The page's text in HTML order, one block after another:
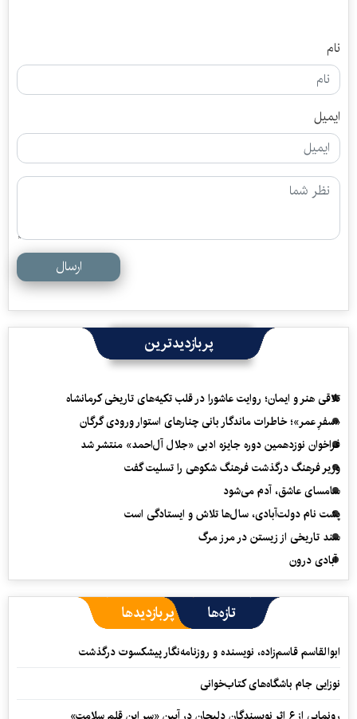
نام
ایمیل
ارسال
پربازدیدترین
تلاقی هنر و ایمان؛ روایت عاشورا در قلب تکیه‌های تاریخی کرمانشاه
«سفرِ عمر»؛ خاطرات ماندگار بانی چنارهای استوار ورودی گرگان
فراخوان نوزدهمین دوره جایزه ادبی «جلال آل‌احمد» منتشر شد
وزیر فرهنگ درگذشت فرهنگ شکوهی را تسلیت گفت
سامسای عاشق، آدم می‌شود
پشت نام دولت‌آبادی، سال‌ها تلاش و ایستادگی است
سند تاریخی از زیستن در مرز مرگ
آبادی درون
تازه‌ها پربازدیدها
ابوالقاسم قاسم‌زاده، نویسنده و روزنامه‌نگار پیشکسوت درگذشت
نوزایی جام باشگاه‌های کتاب‌خوانی